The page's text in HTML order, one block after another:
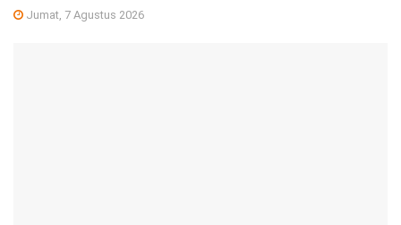
Jumat, 7 Agustus 2026